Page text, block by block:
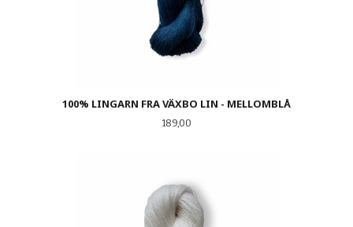
100% LINGARN FRA VÄXBO LIN - MELLOMBLÅ
Pris
189,00